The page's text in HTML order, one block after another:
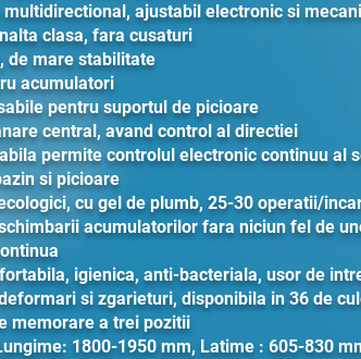
multidirectional, ajustabil electronic si
clasa, fara cusaturi
de mare stabilitate
acumulatori
pentru suportul de picioare
central, avand control al directiei
permite controlul electronic continuu al
si picioare
cu gel de plumb, 25-30 operatii/
acumulatorilor fara niciun fel de
igienica, anti-bacteriala, usor de
si zgarieturi, disponibila in 36 de
memorare a trei pozitii
1800-1950 mm, Latime : 605-830